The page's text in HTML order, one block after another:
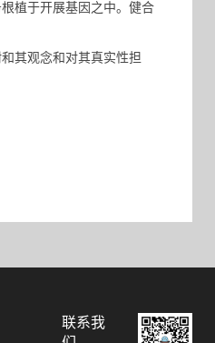
植于开展基因之中。健合
其观念和对其真实性担
联系我